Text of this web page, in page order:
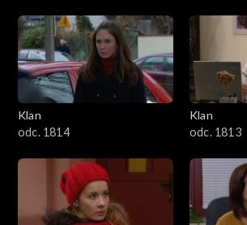
Klan
odc. 1814
Klan
odc. 1813